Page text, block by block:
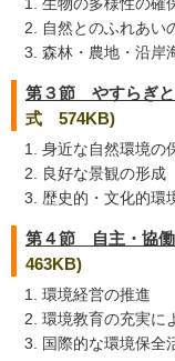
自然とのふれあい
森林・農地・沿岸
第３節 やすらぎと
式 574KB)
身近な自然環境の
良好な景観の形成
歴史的・文化的環
第４節 自主・協働
463KB)
環境経営の推進
環境教育の充実に
国際的な環境保全